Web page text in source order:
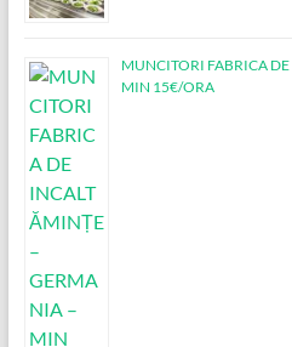
MUNCITORI FABRICA
MIN 15€/ORA